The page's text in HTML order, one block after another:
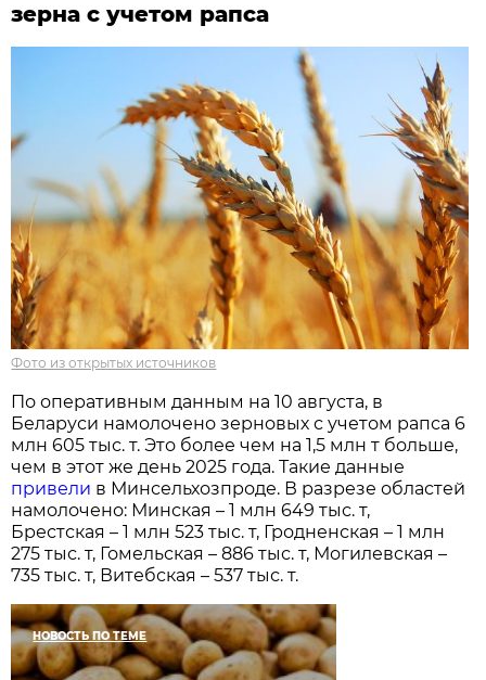
зерна с учетом рапса
Фото из открытых источников
По оперативным данным на 10 августа, в
Беларуси намолочено зерновых с учетом рапса 6
млн 605 тыс. т. Это более чем на 1,5 млн т больше,
чем в этот же день 2025 года. Такие данные
привели в Минсельхозпроде. В разрезе областей
намолочено: Минская – 1 млн 649 тыс. т,
Брестская – 1 млн 523 тыс. т, Гродненская – 1 млн
275 тыс. т, Гомельская – 886 тыс. т, Могилевская –
735 тыс. т, Витебская – 537 тыс. т.
НОВОСТЬ ПО ТЕМЕ